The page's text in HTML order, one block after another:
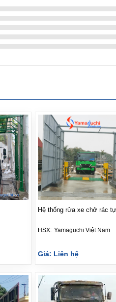
Hệ thống rửa xe chở rác
HSX: Yamaguchi Việt Nam
Giá: Liên hệ